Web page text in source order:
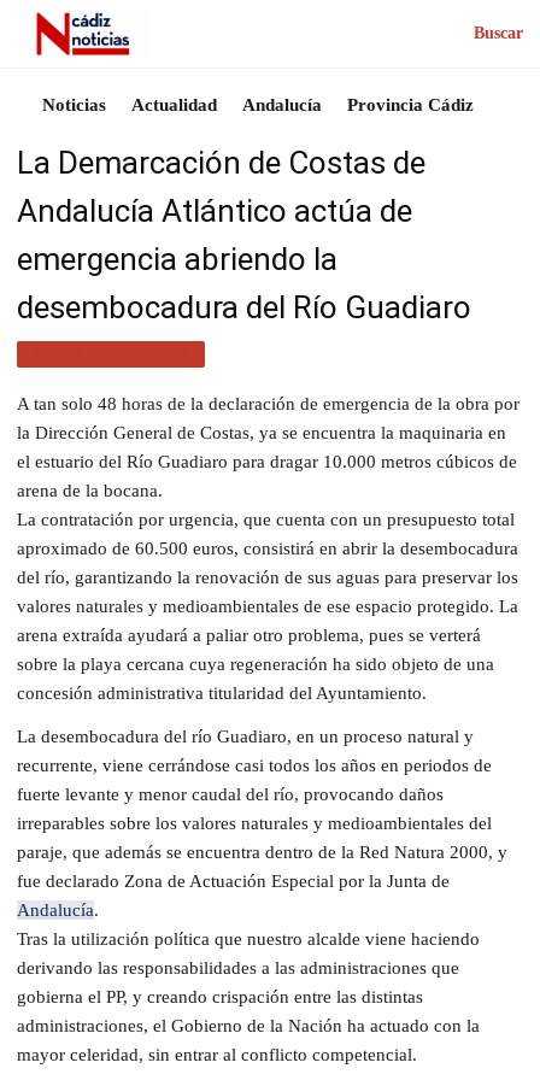
Buscar
Noticias Actualidad Andalucía Provincia Cádiz
La Demarcación de Costas de
Andalucía Atlántico actúa de
emergencia abriendo la
desembocadura del Río Guadiaro
A tan solo 48 horas de la declaración de emergencia de la obra por
la Dirección General de Costas, ya se encuentra la maquinaria en
el estuario del Río Guadiaro para dragar 10.000 metros cúbicos de
arena de la bocana.
La contratación por urgencia, que cuenta con un presupuesto total
aproximado de 60.500 euros, consistirá en abrir la desembocadura
del río, garantizando la renovación de sus aguas para preservar los
valores naturales y medioambientales de ese espacio protegido. La
arena extraída ayudará a paliar otro problema, pues se verterá
sobre la playa cercana cuya regeneración ha sido objeto de una
concesión administrativa titularidad del Ayuntamiento.
La desembocadura del río Guadiaro, en un proceso natural y
recurrente, viene cerrándose casi todos los años en periodos de
fuerte levante y menor caudal del río, provocando daños
irreparables sobre los valores naturales y medioambientales del
paraje, que además se encuentra dentro de la Red Natura 2000, y
fue declarado Zona de Actuación Especial por la Junta de
Andalucía.
Tras la utilización política que nuestro alcalde viene haciendo
derivando las responsabilidades a las administraciones que
gobierna el PP, y creando crispación entre las distintas
administraciones, el Gobierno de la Nación ha actuado con la
mayor celeridad, sin entrar al conflicto competencial.